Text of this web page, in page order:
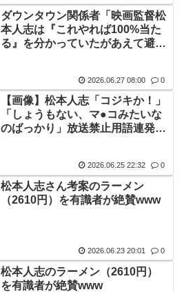
ダウンタウン関係者「映画監督松
本人志は『これやれば100%当た
る』を分かっていたがあえて避け
2026.06.27 08:00 0
【画像】松本人志「コジキか！」
「しょうもない、マ●コみたいな
のばっかり」放送禁止用語連発
2026.06.25 22:32 0
松本人志さん考案のラーメン
（2610円）を有識者が絶賛www
2026.06.23 20:01 0
松本人志のラーメン（2610円）
を有識者が絶賛www